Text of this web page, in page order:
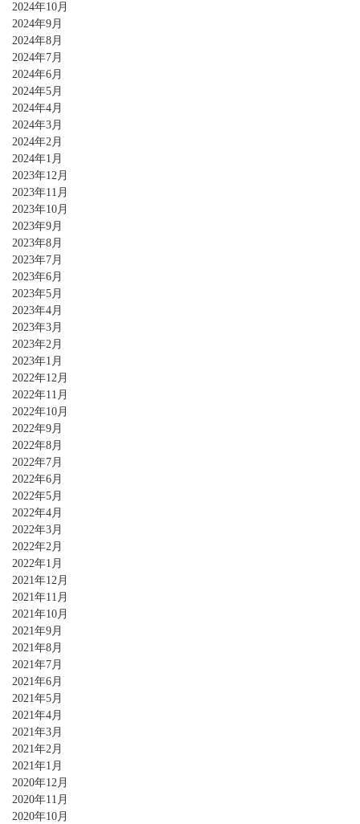
2024年10月
2024年9月
2024年8月
2024年7月
2024年6月
2024年5月
2024年4月
2024年3月
2024年2月
2024年1月
2023年12月
2023年11月
2023年10月
2023年9月
2023年8月
2023年7月
2023年6月
2023年5月
2023年4月
2023年3月
2023年2月
2023年1月
2022年12月
2022年11月
2022年10月
2022年9月
2022年8月
2022年7月
2022年6月
2022年5月
2022年4月
2022年3月
2022年2月
2022年1月
2021年12月
2021年11月
2021年10月
2021年9月
2021年8月
2021年7月
2021年6月
2021年5月
2021年4月
2021年3月
2021年2月
2021年1月
2020年12月
2020年11月
2020年10月